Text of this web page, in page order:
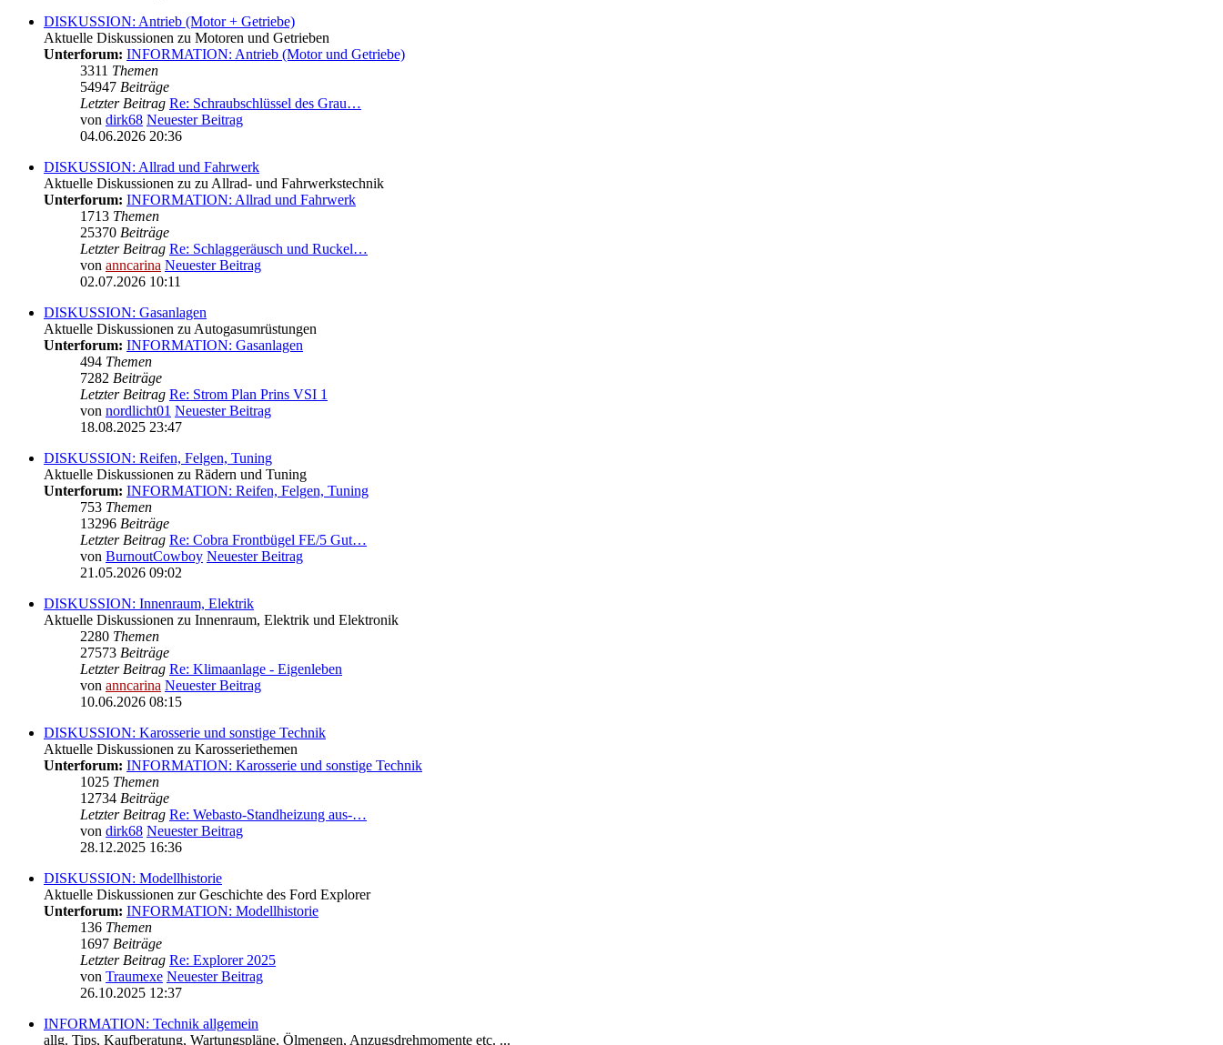
DISKUSSION: Antrieb (Motor + Getriebe)
Aktuelle Diskussionen zu Motoren und Getrieben
Unterforum: INFORMATION: Antrieb (Motor und Getriebe)
3311 Themen
54947 Beiträge
Letzter Beitrag Re: Schraubschlüssel des Grau…
von dirk68 Neuester Beitrag
04.06.2026 20:36
DISKUSSION: Allrad und Fahrwerk
Aktuelle Diskussionen zu zu Allrad- und Fahrwerkstechnik
Unterforum: INFORMATION: Allrad und Fahrwerk
1713 Themen
25370 Beiträge
Letzter Beitrag Re: Schlaggeräusch und Ruckel…
von anncarina Neuester Beitrag
02.07.2026 10:11
DISKUSSION: Gasanlagen
Aktuelle Diskussionen zu Autogasumrüstungen
Unterforum: INFORMATION: Gasanlagen
494 Themen
7282 Beiträge
Letzter Beitrag Re: Strom Plan Prins VSI 1
von nordlicht01 Neuester Beitrag
18.08.2025 23:47
DISKUSSION: Reifen, Felgen, Tuning
Aktuelle Diskussionen zu Rädern und Tuning
Unterforum: INFORMATION: Reifen, Felgen, Tuning
753 Themen
13296 Beiträge
Letzter Beitrag Re: Cobra Frontbügel FE/5 Gut…
von BurnoutCowboy Neuester Beitrag
21.05.2026 09:02
DISKUSSION: Innenraum, Elektrik
Aktuelle Diskussionen zu Innenraum, Elektrik und Elektronik
2280 Themen
27573 Beiträge
Letzter Beitrag Re: Klimaanlage - Eigenleben
von anncarina Neuester Beitrag
10.06.2026 08:15
DISKUSSION: Karosserie und sonstige Technik
Aktuelle Diskussionen zu Karosseriethemen
Unterforum: INFORMATION: Karosserie und sonstige Technik
1025 Themen
12734 Beiträge
Letzter Beitrag Re: Webasto-Standheizung aus-…
von dirk68 Neuester Beitrag
28.12.2025 16:36
DISKUSSION: Modellhistorie
Aktuelle Diskussionen zur Geschichte des Ford Explorer
Unterforum: INFORMATION: Modellhistorie
136 Themen
1697 Beiträge
Letzter Beitrag Re: Explorer 2025
von Traumexe Neuester Beitrag
26.10.2025 12:37
INFORMATION: Technik allgemein
allg. Tips, Kaufberatung, Wartungspläne, Ölmengen, Anzugsdrehmomente etc. ...